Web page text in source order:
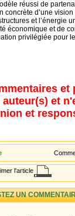
réussi de
concrète d’une
et l’énergie
économique et de
privilégiée pour
et
et
et
l'article
UN